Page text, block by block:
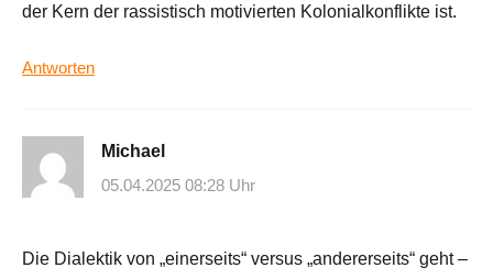
der Kern der rassistisch motivierten Kolonialkonflikte ist.
Antworten
Michael
05.04.2025 08:28 Uhr
Die Dialektik von „einerseits“ versus „andererseits“ geht –